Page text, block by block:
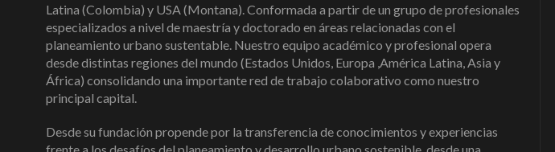
Latina (Colombia) y USA (Montana). Conformada a partir de un grupo de profesionales
especializados a nivel de maestría y doctorado en áreas relacionadas con el
planeamiento urbano sustentable. Nuestro equipo académico y profesional opera
desde distintas regiones del mundo (Estados Unidos, Europa ,América Latina, Asia y
África) consolidando una importante red de trabajo colaborativo como nuestro
principal capital.
Desde su fundación propende por la transferencia de conocimientos y experiencias